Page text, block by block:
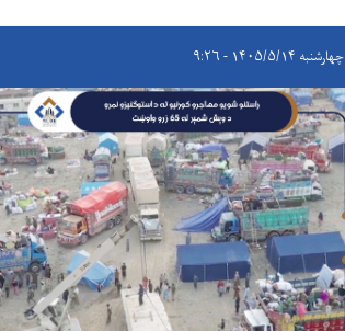
چهارشنبه ۱۴۰۵/۵/۱۴ - ۹:۲۶